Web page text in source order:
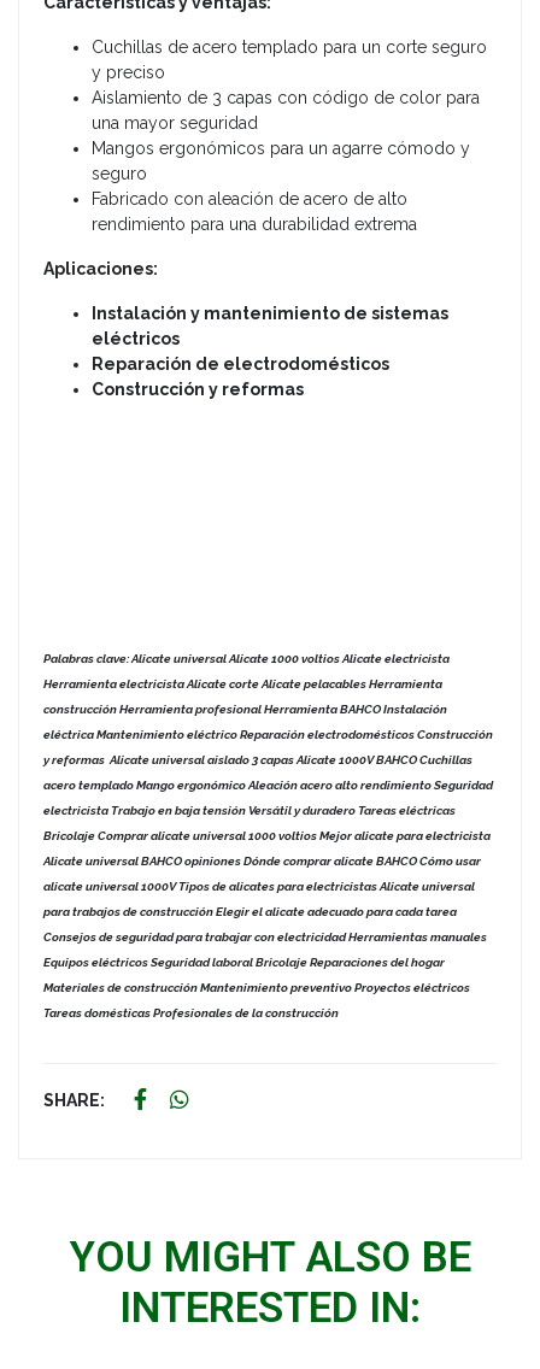
Cuchillas de acero templado para un corte seguro
y preciso
Aislamiento de 3 capas con código de color para
una mayor seguridad
Mangos ergonómicos para un agarre cómodo y
seguro
Fabricado con aleación de acero de alto
rendimiento para una durabilidad extrema
Aplicaciones:
Instalación y mantenimiento de sistemas
eléctricos
Reparación de electrodomésticos
Construcción y reformas
Palabras clave: Alicate universal Alicate 1000 voltios Alicate electricista
Herramienta electricista Alicate corte Alicate pelacables Herramienta
construcción Herramienta profesional Herramienta BAHCO Instalación
eléctrica Mantenimiento eléctrico Reparación electrodomésticos Construcción
y reformas Alicate universal aislado 3 capas Alicate 1000V BAHCO Cuchillas
acero templado Mango ergonómico Aleación acero alto rendimiento Seguridad
electricista Trabajo en baja tensión Versátil y duradero Tareas eléctricas
Bricolaje Comprar alicate universal 1000 voltios Mejor alicate para electricista
Alicate universal BAHCO opiniones Dónde comprar alicate BAHCO Cómo usar
alicate universal 1000V Tipos de alicates para electricistas Alicate universal
para trabajos de construcción Elegir el alicate adecuado para cada tarea
Consejos de seguridad para trabajar con electricidad Herramientas manuales
Equipos eléctricos Seguridad laboral Bricolaje Reparaciones del hogar
Materiales de construcción Mantenimiento preventivo Proyectos eléctricos
Tareas domésticas Profesionales de la construcción
SHARE:
YOU MIGHT ALSO BE
INTERESTED IN: